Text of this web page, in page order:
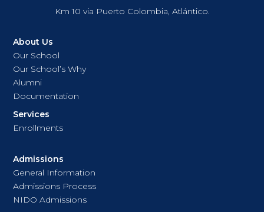
Km 10 via Puerto Colombia, Atlántico.
About Us
Our School
Our School’s Why
Alumni
Documentation
Services
Enrollments
Admissions
General Information
Admissions Process
NIDO Admissions